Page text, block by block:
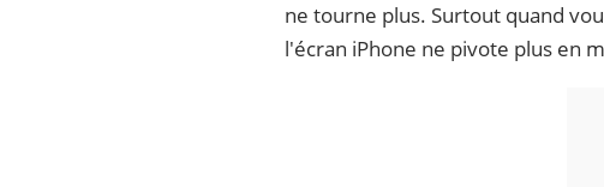
ne tourne plus. Surtout quand
l'écran iPhone ne pivote plus en